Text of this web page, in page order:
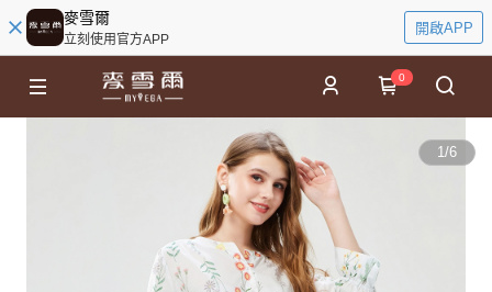
麥雪爾
立刻使用官方APP
開啟APP
0
1/6